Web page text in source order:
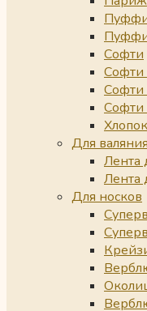
Софти
Софти
Софти
Для валяния
Лента
Лента
Для носков